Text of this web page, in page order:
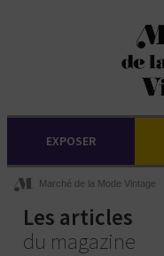
EXPOSER
Marché de la Mode Vintage
Les articles
du magazine